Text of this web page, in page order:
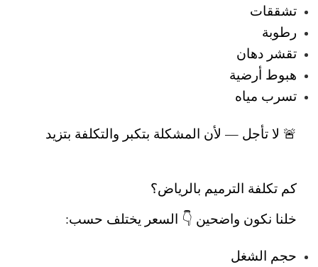
تشققات
رطوبة
تقشر دهان
هبوط أرضية
تسرب مياه
🚨 لا تأجل — لأن المشكلة بتكبر والتكلفة بتزيد
كم تكلفة الترميم بالرياض؟
خلنا نكون واضحين 👇 السعر يختلف حسب:
حجم الشغل